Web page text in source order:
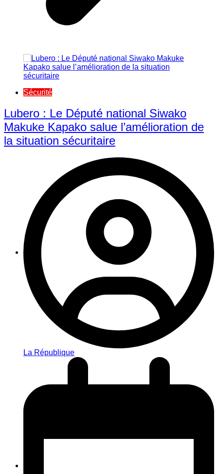
Sécurité
Lubero : Le Député national Siwako
Makuke Kapako salue l’amélioration de
la situation sécuritaire
La République